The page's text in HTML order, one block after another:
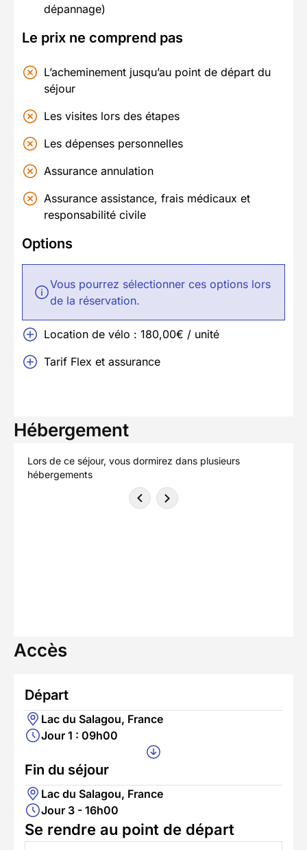
dépannage)
Le prix ne comprend pas
L’acheminement jusqu’au point de départ du
séjour
Les visites lors des étapes
Les dépenses personnelles
Assurance annulation
Assurance assistance, frais médicaux et
responsabilité civile
Options
Vous pourrez sélectionner ces options lors
de la réservation.
Location de vélo : 180,00€ / unité
Tarif Flex et assurance
Hébergement
Lors de ce séjour, vous dormirez dans plusieurs
hébergements
Accès
Départ
Lac du Salagou, France
Jour 1 : 09h00
Fin du séjour
Lac du Salagou, France
Jour 3 - 16h00
Se rendre au point de départ